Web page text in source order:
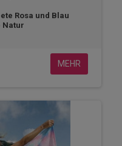
Rosa und Blau
Natur
MEHR